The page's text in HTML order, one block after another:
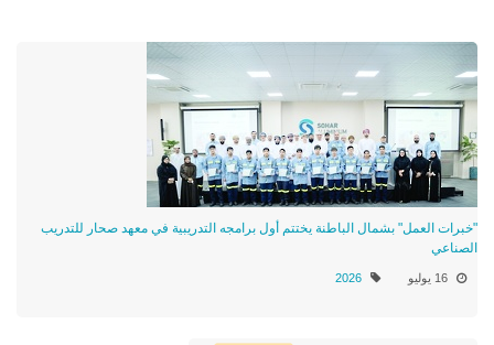
"خبرات العمل" بشمال الباطنة يختتم أول برامجه التدريبية في معهد صحار للتدريب
الصناعي
16 يوليو 2026